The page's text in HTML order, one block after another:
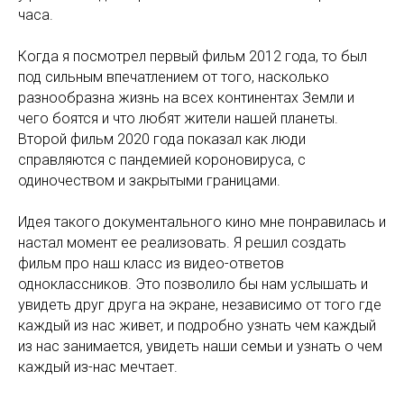
часа.
Когда я посмотрел первый фильм 2012 года, то был
под сильным впечатлением от того, насколько
разнообразна жизнь на всех континентах Земли и
чего боятся и что любят жители нашей планеты.
Второй фильм 2020 года показал как люди
справляются с пандемией короновируса, с
одиночеством и закрытыми границами.
Идея такого документального кино мне понравилась и
настал момент ее реализовать. Я решил создать
фильм про наш класс из видео-ответов
одноклассников. Это позволило бы нам услышать и
увидеть друг друга на экране, независимо от того где
каждый из нас живет, и подробно узнать чем каждый
из нас занимается, увидеть наши семьи и узнать о чем
каждый из-нас мечтает.